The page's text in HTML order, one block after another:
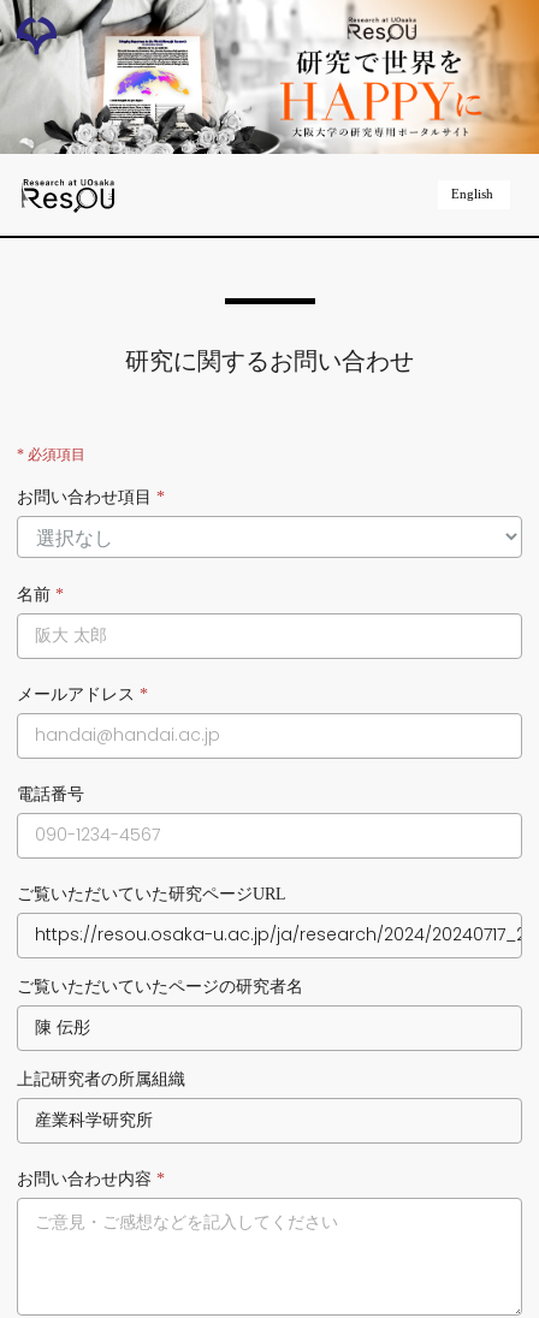
English
研究に関するお問い合わせ
* 必須項目
お問い合わせ項目 *
名前 *
メールアドレス *
電話番号
ご覧いただいていた研究ページURL
ご覧いただいていたページの研究者名
上記研究者の所属組織
お問い合わせ内容 *